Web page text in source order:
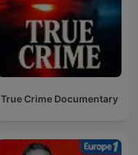
True Crime Documentary